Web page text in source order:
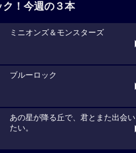
ク！今週の３本
ミニオンズ＆モンスターズ
ブルーロック
あの星が降る丘で、君とまた出会い
たい。